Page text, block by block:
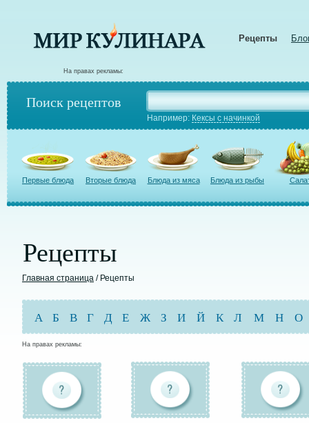
Рецепты
На правах рекламы:
Поиск рецептов
Например: Кексы с начинкой
Первые блюда Вторые блюда Блюда из мяса Блюда из рыбы
Рецепты
Главная страница / Рецепты
А Б В Г Д Е Ж З И Й К Л М Н О
На правах рекламы: